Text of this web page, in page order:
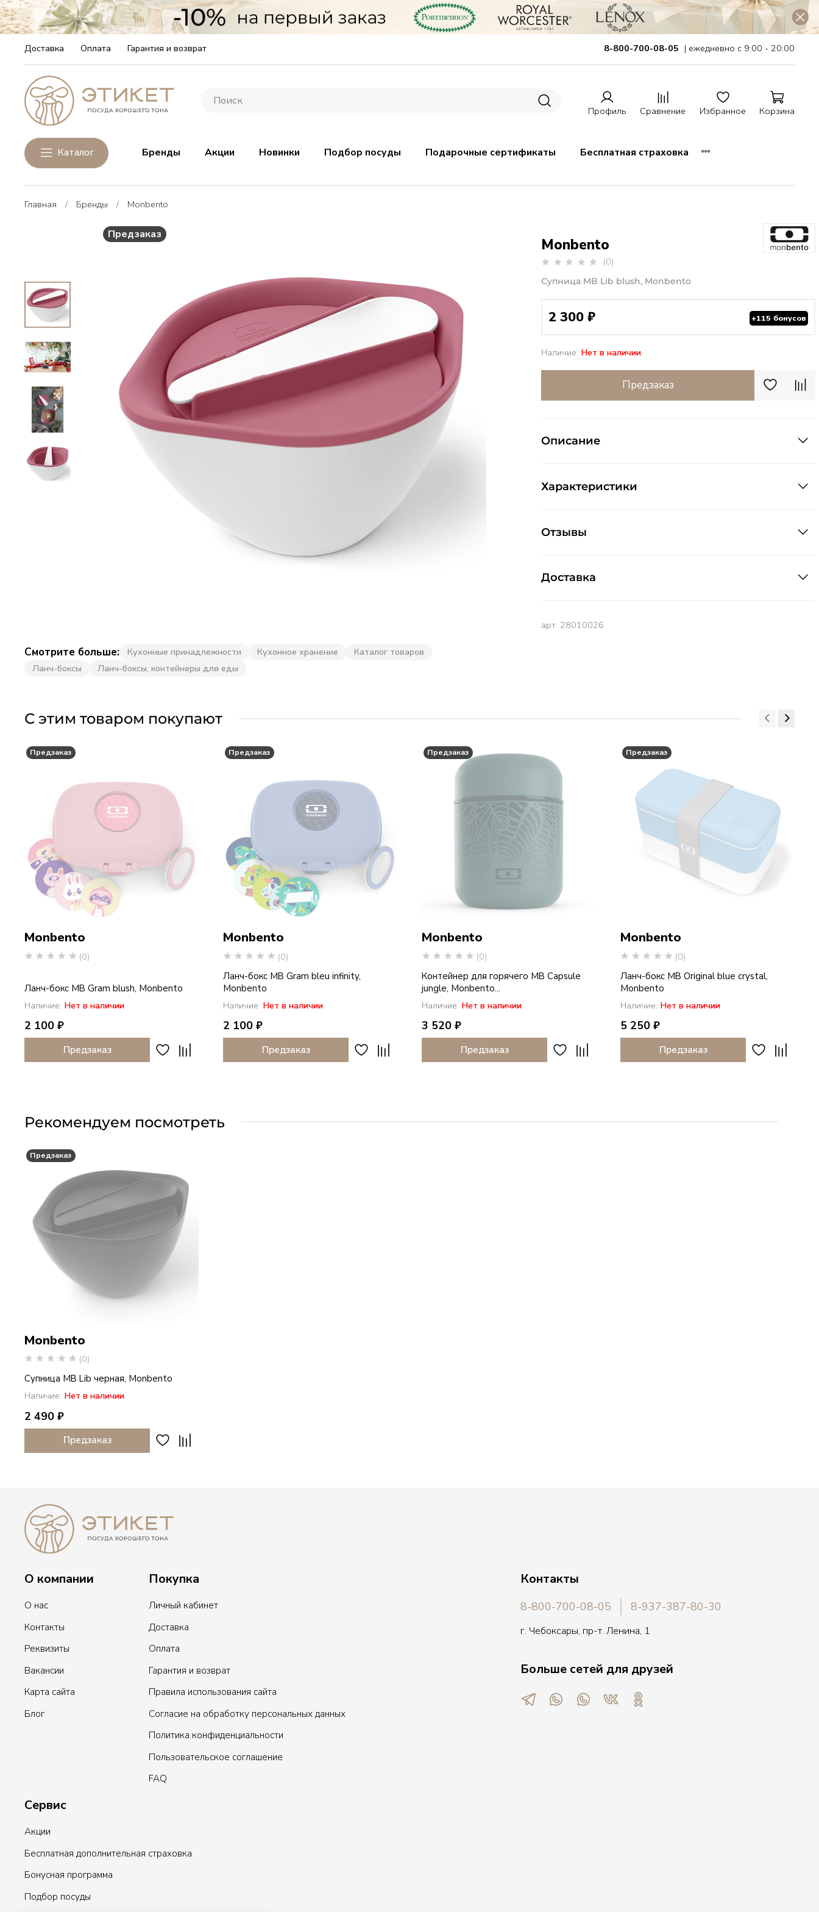
Доставка Оплата Гарантия и возврат 8-800-700-08-05 | ежедневно с 9:00 - 20:00
Профиль Сравнение Избранное Корзина
Каталог Бренды Акции Новинки Подбор посуды Подарочные сертификаты Бесплатная страховка
Главная Бренды Monbento
Предзаказ
Смотрите больше: Кухонные принадлежности Кухонное хранение
Каталог товаров
Ланч-боксы
Ланч-боксы, контейнеры для еды
(0)
Наличие: Нет в наличии
Monbento
Супница MB Lib blush, Monbento
2 300 ₽ +115 бонусов
Предзаказ
Описание
Характеристики
Отзывы
Доставка
арт. 28010026
С этим товаром покупают
Предзаказ
Monbento
(0)
Ланч-бокс MB Gram blush, Monbento
Наличие: Нет в наличии
2 100 ₽
Предзаказ
Предзаказ
Monbento
(0)
Ланч-бокс MB Gram bleu infinity,
Monbento
Наличие: Нет в наличии
2 100 ₽
Предзаказ
Предзаказ
Monbento
(0)
Контейнер для горячего MB Capsule
jungle, Monbento...
Наличие: Нет в наличии
3 520 ₽
Предзаказ
Предзаказ
Monbento
(0)
Ланч-бокс MB Original blue crystal,
Monbento
Наличие: Нет в наличии
5 250 ₽
Предзаказ
Рекомендуем посмотреть
Предзаказ
Monbento
(0)
Супница MB Lib черная, Monbento
Наличие: Нет в наличии
2 490 ₽
Предзаказ
О компании
О нас
Контакты
Реквизиты
Вакансии
Карта сайта
Блог
Покупка
Личный кабинет
Доставка
Оплата
Гарантия и возврат
Правила использования сайта
Согласие на обработку персональных данных
Политика конфиденциальности
Пользовательское соглашение
FAQ
Сервис
Акции
Бесплатная дополнительная страховка
Бонусная программа
Подбор посуды
Контакты
8-800-700-08-05 8-937-387-80-30
г. Чебоксары, пр-т. Ленина, 1
Больше сетей для друзей